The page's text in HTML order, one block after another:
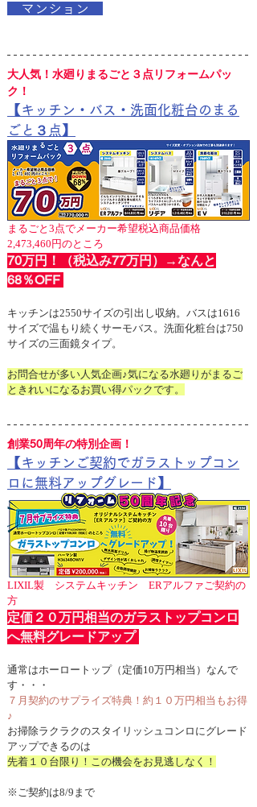
マンション
大人気！水廻りまるごと３点リフォームパッ
ク！
【キッチン・バス・洗面化粧台のまる
ごと３点】
まるごと3点でメーカー希望税込商品価格
2,473,460円のところ
70万円！（税込み77万円）→なんと
68％OFF
キッチンは2550サイズの引出し収納。バスは1616
サイズで温もり続くサーモバス。洗面化粧台は750
サイズの三面鏡タイプ。
お問合せが多い人気企画♪気になる水廻りがまるご
ときれいになるお買い得パックです。
創業50周年の特別企画！
【キッチンご契約でガラストップコン
ロに無料アップグレード】
LIXIL製　システムキッチン　ERアルファご契約の
方
定価２０万円相当のガラストップコンロ
へ無料グレードアップ
通常はホーロートップ（定価10万円相当）なんで
す・・・
７月契約のサプライズ特典！約１０万円相当もお得
♪
お掃除ラクラクのスタイリッシュコンロにグレード
アップできるのは
先着１０台限り！この機会をお見逃しなく！
※ご契約は8/9まで